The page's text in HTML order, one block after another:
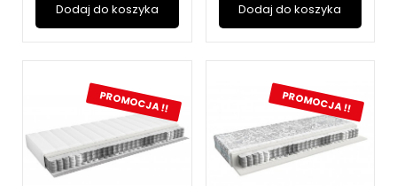
Dodaj do koszyka Dodaj do koszyka
PROMOCJA !! PROMOCJA !!